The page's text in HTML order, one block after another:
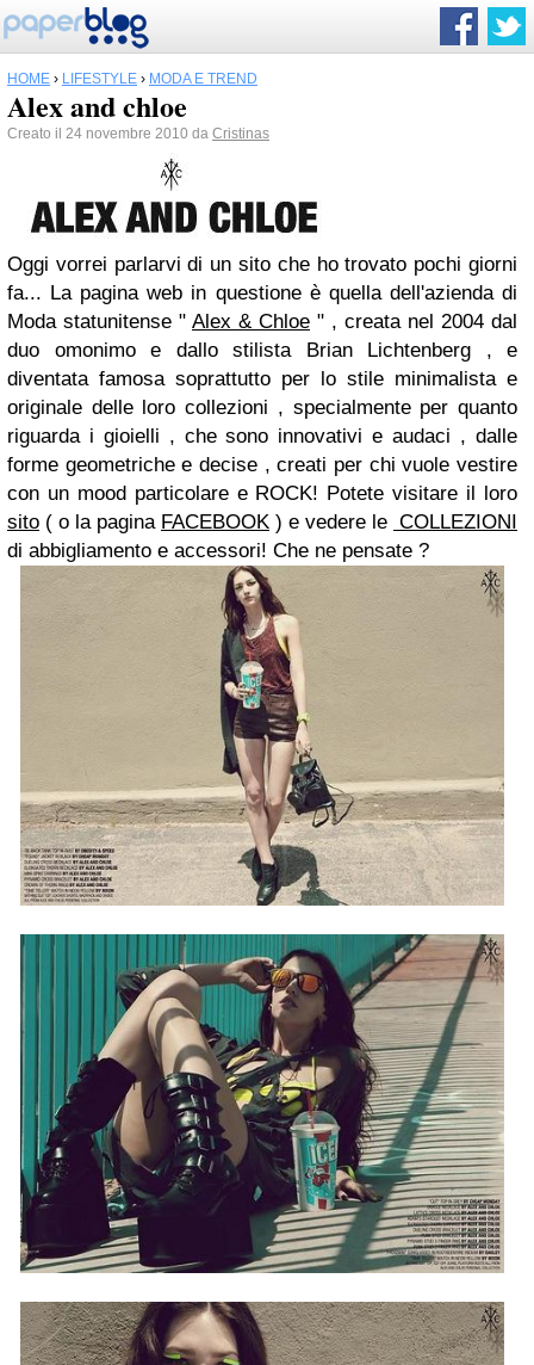
HOME › LIFESTYLE › MODA E TREND
Alex and chloe
Creato il 24 novembre 2010 da Cristinas
Oggi vorrei parlarvi di un sito che ho trovato pochi giorni
fa... La pagina web in questione è quella dell'azienda di
Moda statunitense " Alex & Chloe " , creata nel 2004 dal
duo omonimo e dallo stilista Brian Lichtenberg , e
diventata famosa soprattutto per lo stile minimalista e
originale delle loro collezioni , specialmente per quanto
riguarda i gioielli , che sono innovativi e audaci , dalle
forme geometriche e decise , creati per chi vuole vestire
con un mood particolare e ROCK! Potete visitare il loro
sito ( o la pagina FACEBOOK ) e vedere le COLLEZIONI
di abbigliamento e accessori! Che ne pensate ?